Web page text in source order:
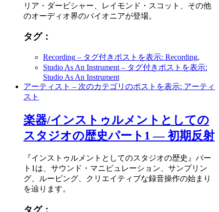
リア・ダービシャー、レイモンド・スコット、その他
のオーディオ界のパイオニアが登場。
タグ：
Recording – タグ付きポストを表示: Recording,
Studio As An Instrument – タグ付きポストを表示:
Studio As An Instrument
アーティスト – 次のカテゴリのポストを表示: アーティ
スト
楽器/インストゥルメントとしての
スタジオの歴史パート1 ― 初期反射
『インストゥルメントとしてのスタジオの歴史』パー
ト1は、サウンド・マニピュレーション、サンプリン
グ、ルーピング、クリエイティブな録音操作の始まり
を辿ります。
タグ：